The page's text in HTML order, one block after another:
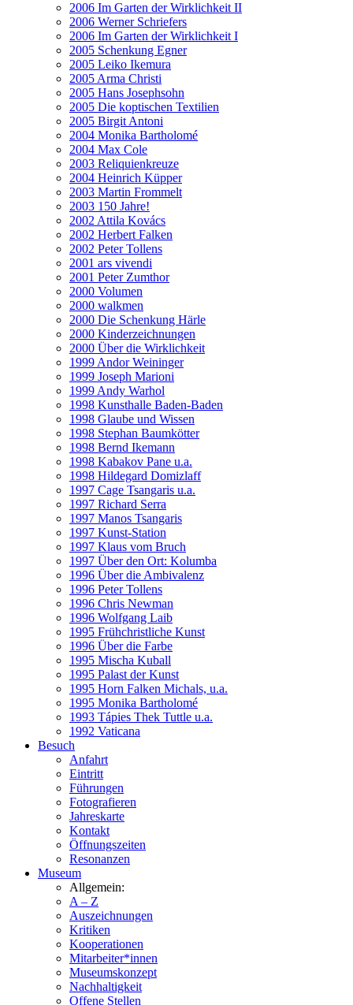
2006 Im Garten der Wirklichkeit II
2006 Werner Schriefers
2006 Im Garten der Wirklichkeit I
2005 Schenkung Egner
2005 Leiko Ikemura
2005 Arma Christi
2005 Hans Josephsohn
2005 Die koptischen Textilien
2005 Birgit Antoni
2004 Monika Bartholomé
2004 Max Cole
2003 Reliquienkreuze
2004 Heinrich Küpper
2003 Martin Frommelt
2003 150 Jahre!
2002 Attila Kovács
2002 Herbert Falken
2002 Peter Tollens
2001 ars vivendi
2001 Peter Zumthor
2000 Volumen
2000 walkmen
2000 Die Schenkung Härle
2000 Kinderzeichnungen
2000 Über die Wirklichkeit
1999 Andor Weininger
1999 Joseph Marioni
1999 Andy Warhol
1998 Kunsthalle Baden-Baden
1998 Glaube und Wissen
1998 Stephan Baumkötter
1998 Bernd Ikemann
1998 Kabakov Pane u.a.
1998 Hildegard Domizlaff
1997 Cage Tsangaris u.a.
1997 Richard Serra
1997 Manos Tsangaris
1997 Kunst-Station
1997 Klaus vom Bruch
1997 Über den Ort: Kolumba
1996 Über die Ambivalenz
1996 Peter Tollens
1996 Chris Newman
1996 Wolfgang Laib
1995 Frühchristliche Kunst
1996 Über die Farbe
1995 Mischa Kuball
1995 Palast der Kunst
1995 Horn Falken Michals, u.a.
1995 Monika Bartholomé
1993 Tápies Thek Tuttle u.a.
1992 Vaticana
Besuch
Anfahrt
Eintritt
Führungen
Fotografieren
Jahreskarte
Kontakt
Öffnungszeiten
Resonanzen
Museum
Allgemein:
A – Z
Auszeichnungen
Kritiken
Kooperationen
Mitarbeiter*innen
Museumskonzept
Nachhaltigkeit
Offene Stellen